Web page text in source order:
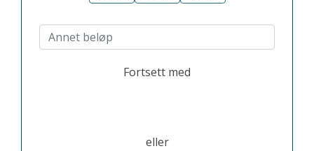
Annet beløp:
Fortsett med
eller